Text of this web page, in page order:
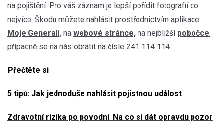
na pojištění. Pro váš záznam je lepší pořídit fotografií co
nejvíce. Škodu můžete nahlásit prostřednictvím aplikace
Moje Generali, na webové stránce, na nejbližší pobočce,
případně se na nás obrátit na čísle 241 114 114.
Přečtěte si
5 tipů: Jak jednoduše nahlásit pojistnou událost
Zdravotní rizika po povodni: Na co si dát opravdu pozor